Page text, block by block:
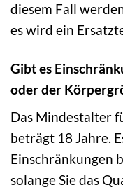
diesem Fall
es wird ein
Gibt es
oder der
Das Mindestalter
beträgt 18 Jahre.
Einschränkungen
solange Sie das